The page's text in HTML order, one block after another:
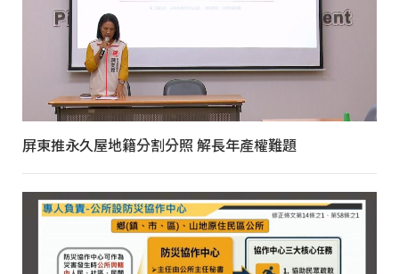
屏東推永久屋地籍分割分照 解長年產權難題